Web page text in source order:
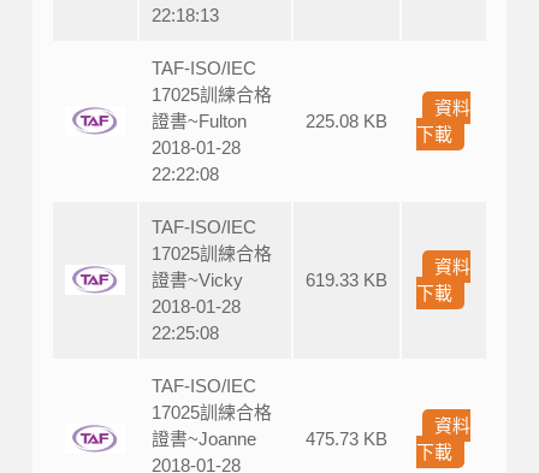
22:18:13
TAF-ISO/IEC
17025訓練合格
證書~Fulton
2018-01-28
22:22:08
225.08 KB
資料
下載
TAF-ISO/IEC
17025訓練合格
證書~Vicky
2018-01-28
22:25:08
619.33 KB
資料
下載
TAF-ISO/IEC
17025訓練合格
證書~Joanne
2018-01-28
475.73 KB
資料
下載